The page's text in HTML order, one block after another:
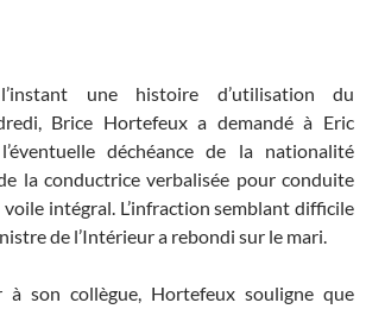
une histoire d’utilisation du
Brice Hortefeux a demandé à Eric
déchéance de la nationalité
la conductrice verbalisée pour conduite
voile intégral. L’infraction semblant difficile
de l’Intérieur a rebondi sur le mari.
à son collègue, Hortefeux souligne que